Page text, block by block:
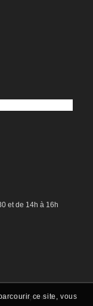
et de 14h à 16h
Montluçon et duce site, vous